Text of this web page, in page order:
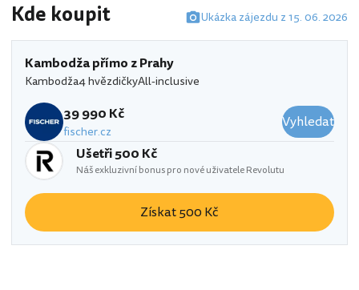
Kde koupit Ukázka zájezdu z 15. 06. 2026
Kambodža přímo z Prahy
Kambodža4 hvězdičkyAll-inclusive
39 990 Kč
fischer.cz
Vyhledat
Ušetři 500 Kč
Náš exkluzivní bonus pro nové uživatele Revolutu
Získat 500 Kč